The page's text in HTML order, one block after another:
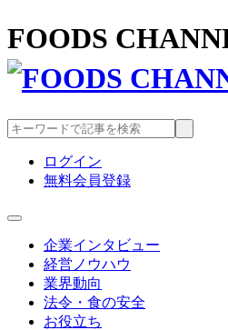
FOODS
ログイン
無料会員登録
企業インタビュー
経営ノウハウ
業界動向
法令・食の安全
お役立ち